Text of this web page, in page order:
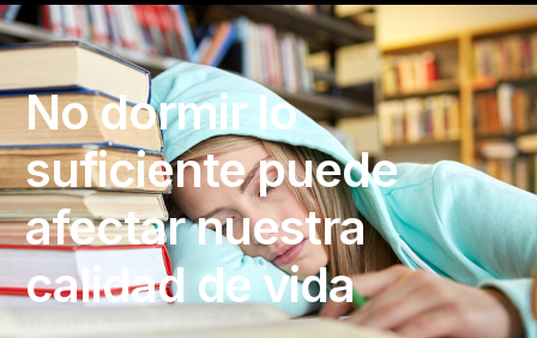
No dormir lo
suficiente puede
afectar nuestra
calidad de vida